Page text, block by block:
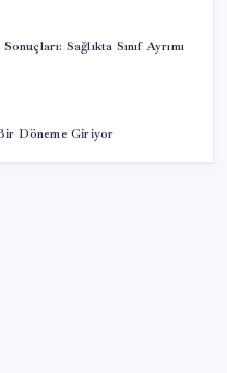
Sağlıkta Sınıf Ayrımı
Döneme Giriyor